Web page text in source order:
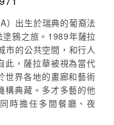
出生於瑞典的葡裔法
鴉之旅。1989年薩拉
市的公共空間，和行人
此，薩拉華被視為當代
世界各地的畫廊和藝術
構典藏。多才多藝的他
時擔任多間餐廳、夜